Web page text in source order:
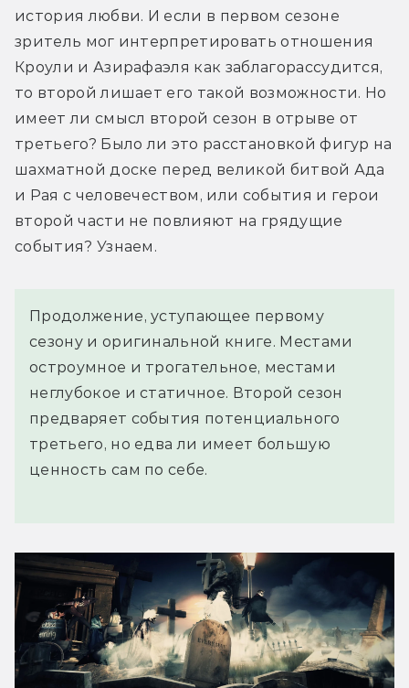
история любви. И если в первом сезоне
зритель мог интерпретировать отношения
Кроули и Азирафаэля как заблагорассудится,
то второй лишает его такой возможности. Но
имеет ли смысл второй сезон в отрыве от
третьего? Было ли это расстановкой фигур на
шахматной доске перед великой битвой Ада
и Рая с человечеством, или события и герои
второй части не повлияют на грядущие
события? Узнаем.
Продолжение, уступающее первому
сезону и оригинальной книге. Местами
остроумное и трогательное, местами
неглубокое и статичное. Второй сезон
предваряет события потенциального
третьего, но едва ли имеет большую
ценность сам по себе.